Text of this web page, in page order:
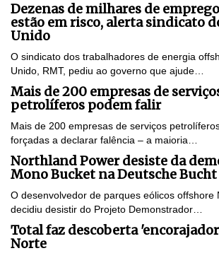
Dezenas de milhares de
estão em risco, alerta sindicato
Unido
O sindicato dos trabalhadores de energia
Unido, RMT, pediu ao governo que ajude…
Mais de 200 empresas de
petrolíferos podem falir
Mais de 200 empresas de serviços
forçadas a declarar falência – a maioria…
Northland Power desiste da
Mono Bucket na Deutsche Bucht
O desenvolvedor de parques eólicos offshore
decidiu desistir do Projeto Demonstrador…
Total faz descoberta
Norte